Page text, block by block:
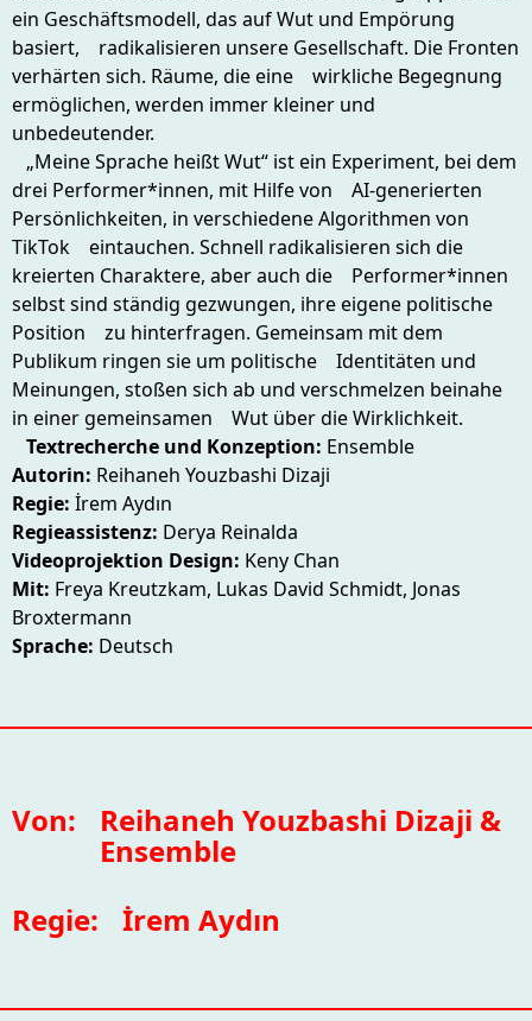
ein Geschäftsmodell, das auf Wut und Empörung
basiert, radikalisieren unsere Gesellschaft. Die Fronten
verhärten sich. Räume, die eine wirkliche Begegnung
ermöglichen, werden immer kleiner und
unbedeutender.
„Meine Sprache heißt Wut“ ist ein Experiment, bei dem
drei Performer*innen, mit Hilfe von AI-generierten
Persönlichkeiten, in verschiedene Algorithmen von
TikTok eintauchen. Schnell radikalisieren sich die
kreierten Charaktere, aber auch die Performer*innen
selbst sind ständig gezwungen, ihre eigene politische
Position zu hinterfragen. Gemeinsam mit dem
Publikum ringen sie um politische Identitäten und
Meinungen, stoßen sich ab und verschmelzen beinahe
in einer gemeinsamen Wut über die Wirklichkeit.
Textrecherche und Konzeption: Ensemble
Autorin: Reihaneh Youzbashi Dizaji
Regie: İrem Aydın
Regieassistenz: Derya Reinalda
Videoprojektion Design: Keny Chan
Mit: Freya Kreutzkam, Lukas David Schmidt, Jonas
Broxtermann
Sprache: Deutsch
Von: Reihaneh Youzbashi Dizaji &
Ensemble
Regie:
İrem Aydın